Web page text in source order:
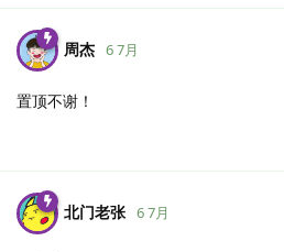
周杰 6 7月
置顶不谢！
北门老张 6 7月